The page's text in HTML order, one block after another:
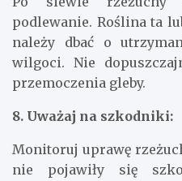
podlewanie. Roślina ta
należy dbać o
wilgoci. Nie
przemoczenia gleby.
8. Uważaj na szkodniki:
Monitoruj uprawę
nie pojawiły się